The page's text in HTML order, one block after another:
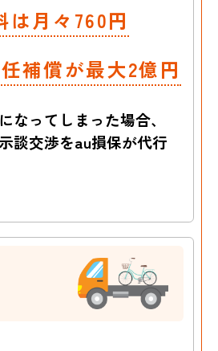
は月々760円
補償が最大2億円
なってしまった場合、
談交渉をau損保が代行